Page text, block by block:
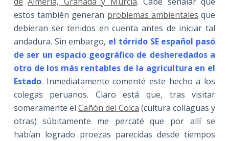
estos también generan problemas ambientales que
debieran ser tenidos en cuenta antes de iniciar tal
andadura. Sin embargo, el tórrido SE español pasó
de ser un espacio geográfico de desheredados a
otro de los más rentables de la agricultura en el
Estado. Inmediatamente comenté este hecho a los
colegas peruanos. Claro está que, tras visitar
someramente el Cañón del Colca (cultura collaguas y
otras) súbitamente me percaté que por allí se
habían logrado proezas parecidas desde tiempos